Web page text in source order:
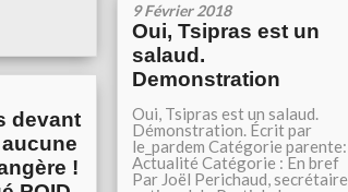
9 Février 2018
Oui, Tsipras est un
salaud.
Demonstration
Oui, Tsipras est un salaud.
Démonstration. Écrit par
le_pardem Catégorie parente:
Actualité Catégorie : En bref
Par Joël Perichaud, secrétaire
devant
aucune
!